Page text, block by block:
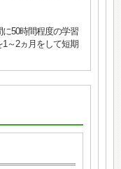
50時間程度の学習
～2ヵ月をして短期